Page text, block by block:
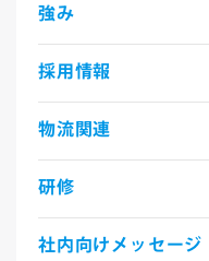
強み
採用情報
物流関連
研修
社内向けメッセージ